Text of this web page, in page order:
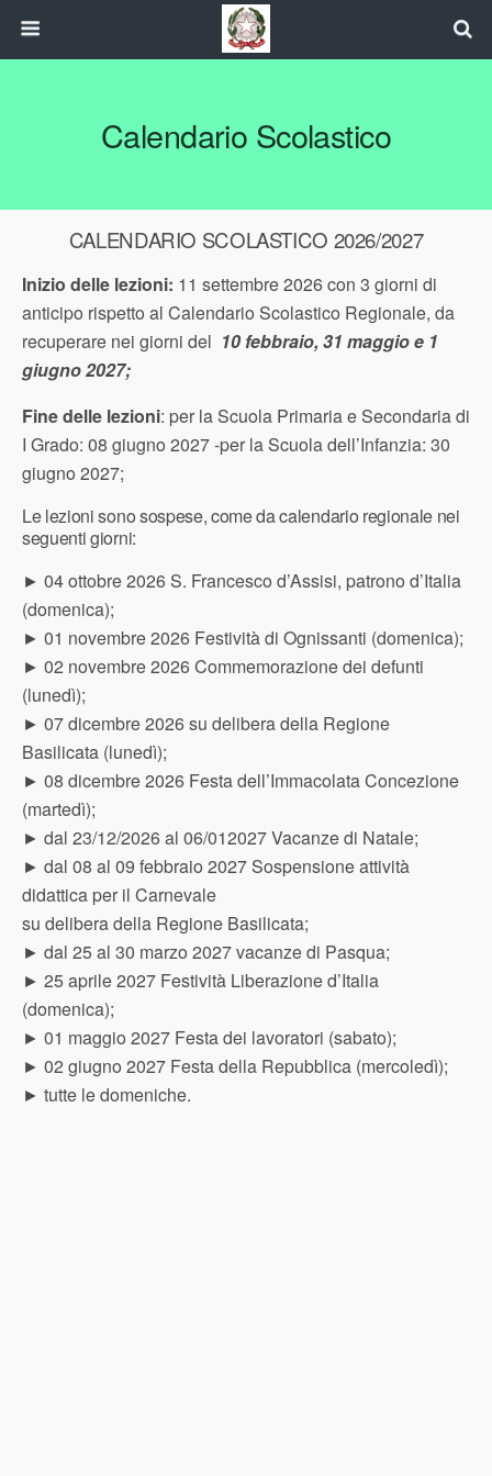
Calendario Scolastico
CALENDARIO SCOLASTICO 2026/2027
Inizio delle lezioni: 11 settembre 2026 con 3 giorni di
anticipo rispetto al Calendario Scolastico Regionale, da
recuperare nei giorni del 10 febbraio, 31 maggio e 1
giugno 2027;
Fine delle lezioni: per la Scuola Primaria e Secondaria di
I Grado: 08 giugno 2027 -per la Scuola dell’Infanzia: 30
giugno 2027;
Le lezioni sono sospese, come da calendario regionale nei
seguenti giorni:
► 04 ottobre 2026 S. Francesco d’Assisi, patrono d’Italia
(domenica);
► 01 novembre 2026 Festività di Ognissanti (domenica);
► 02 novembre 2026 Commemorazione dei defunti
(lunedì);
► 07 dicembre 2026 su delibera della Regione
Basilicata (lunedì);
► 08 dicembre 2026 Festa dell’Immacolata Concezione
(martedì);
► dal 23/12/2026 al 06/012027 Vacanze di Natale;
► dal 08 al 09 febbraio 2027 Sospensione attività
didattica per il Carnevale
su delibera della Regione Basilicata;
► dal 25 al 30 marzo 2027 vacanze di Pasqua;
► 25 aprile 2027 Festività Liberazione d’Italia
(domenica);
► 01 maggio 2027 Festa dei lavoratori (sabato);
► 02 giugno 2027 Festa della Repubblica (mercoledì);
► tutte le domeniche.